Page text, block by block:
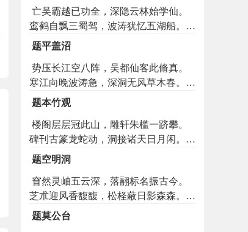
理，遗形忘性尽真铨。
于鸣琴。雁足凄凉兮传恨绪，凤台寂寞
兮有遗音。朔漠幽囚兮天长地久，潇湘
隔别兮水阔烟深。谁能绝圣韬贤餐芝饵
大夫纫兰而发谏，君不见贾太傅忌鵩而
愁吟。君不见四皓避秦峨峨恋商岭，君
不见二疏辞汉飘飘归故林。胡为乎冒进
华饰与彫簪。吾所以思抗迹忘机用虚无
为师范，吾所以思去奢灭欲保道德为规
箴。不能劳神效苏子张生兮于时而纵
辩，不能劳神效杨朱墨翟兮挥涕以沾
襟。
亡吴霸越已功全，深隐云林始学仙。
鸾鹤自飘三蜀驾，波涛犹忆五湖船。双
溪夜月明寒玉，众岭秋空敛翠烟。也有
题平盖沼
势压长江空八阵，吴都仙客此脩真。
寒江向晚波涛急，深洞无风草木春。江
上玉人应可见，洞中仙鹿已来驯。龙车
题本竹观
楼阁层层冠此山，雕轩朱槛一跻攀。
碑刊古篆龙蛇动，洞接诸天日月闲。帝
子影堂香漠漠，真人丹涧水潺潺。扫空
题空明洞
窅然灵岫五云深，落翮标名振古今。
芝朮迎风香馥馥，松柽蔽日影森森。从
师祗拟寻司马，访道终期谒奉林。欲问
题莫公台